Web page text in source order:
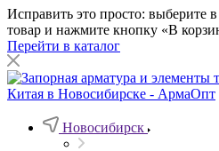
Исправить это просто: выберите
товар и нажмите кнопку «В
Перейти в каталог
Новосибирск